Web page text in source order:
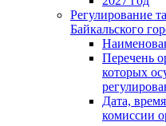
Регулирование
Байкальского
Перечень
которых
Дата,
комиссии